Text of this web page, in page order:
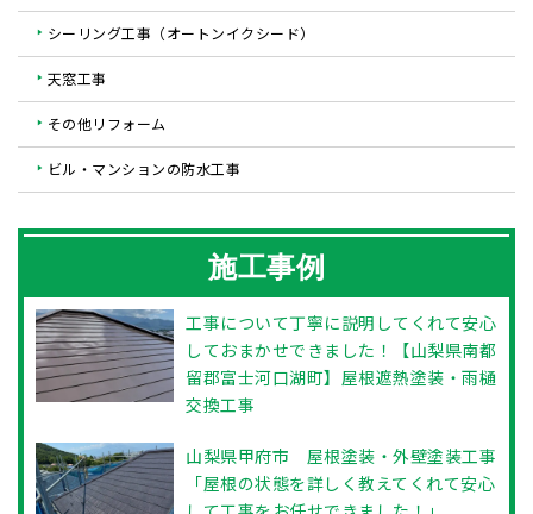
シーリング工事（オートンイクシード）
天窓工事
その他リフォーム
ビル・マンションの防水工事
施工事例
工事について丁寧に説明してくれて安心
しておまかせできました！【山梨県南都
留郡富士河口湖町】屋根遮熱塗装・雨樋
交換工事
山梨県甲府市 屋根塗装・外壁塗装工事
「屋根の状態を詳しく教えてくれて安心